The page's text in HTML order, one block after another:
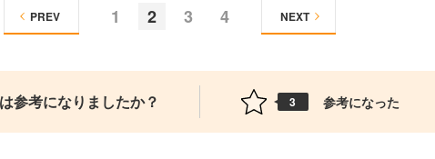
1 2 3 4
PREV NEXT
参考になりましたか？ 3 参考になった